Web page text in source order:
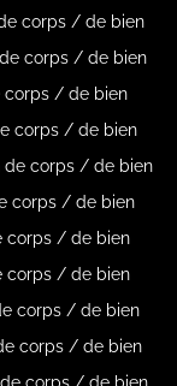
corps / de bien
corps / de bien
corps / de bien
corps / de bien
de corps / de bien
corps / de bien
corps / de bien
corps / de bien
corps / de bien
corps / de bien